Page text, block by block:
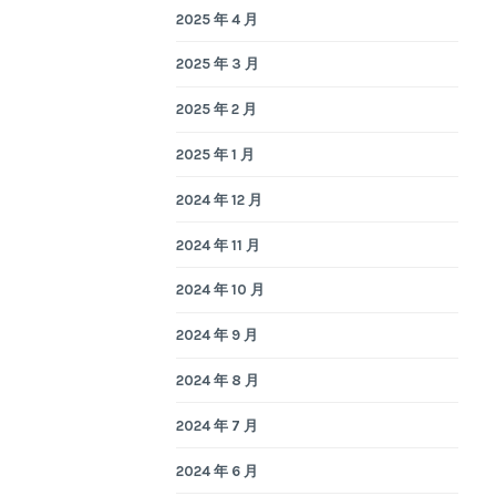
2025 年 4 月
2025 年 3 月
2025 年 2 月
2025 年 1 月
2024 年 12 月
2024 年 11 月
2024 年 10 月
2024 年 9 月
2024 年 8 月
2024 年 7 月
2024 年 6 月